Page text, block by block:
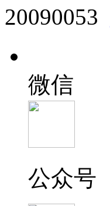
20090053
微信
公众号